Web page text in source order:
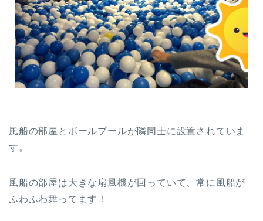
風船の部屋とボールプールが隣同士に設置されていま
す。
風船の部屋は大きな扇風機が回っていて、常に風船が
ふわふわ舞ってます！